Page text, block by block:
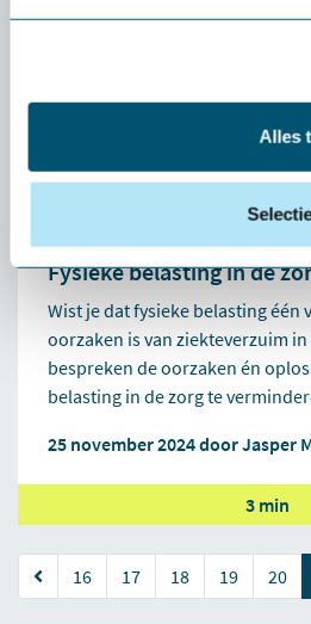
Alles
Fysieke belasting in de
Wist je dat fysieke belasting één
oorzaken is van ziekteverzuim in
bespreken de oorzaken én
belasting in de zorg te
25 november 2024 doorJasper
3 min
16 17 18 19 20